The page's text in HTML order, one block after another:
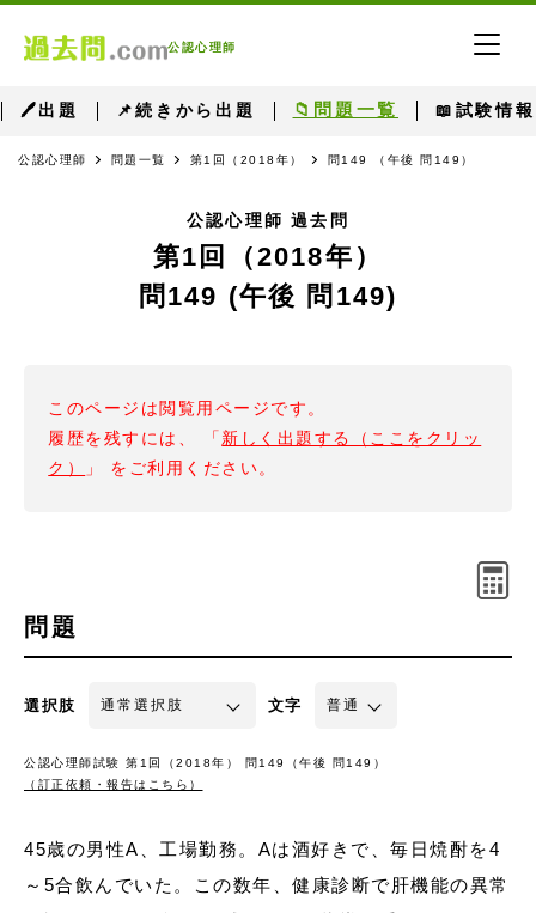
公認心理師
🖊出題 📌続きから出題 📁問題一覧 📖試験情報
公認心理師 問題一覧 第1回（2018年） 問149 （午後 問149）
公認心理師 過去問
第1回（2018年）
問149 (午後 問149)
このページは閲覧用ページです。
履歴を残すには、 「 新しく出題する（ここをクリッ
ク）
」 をご利用ください。
問題
選択肢 文字
公認心理師試験 第1回（2018年） 問149（午後 問149）
（訂正依頼・報告はこちら）
45歳の男性A、工場勤務。Aは酒好きで、毎日焼酎を4
～5合飲んでいた。この数年、健康診断で肝機能の異常